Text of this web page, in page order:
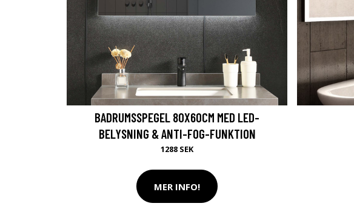
BADRUMSSPEGEL 80X60CM MED LED-
BELYSNING & ANTI-FOG-FUNKTION
1288 SEK
MER INFO!